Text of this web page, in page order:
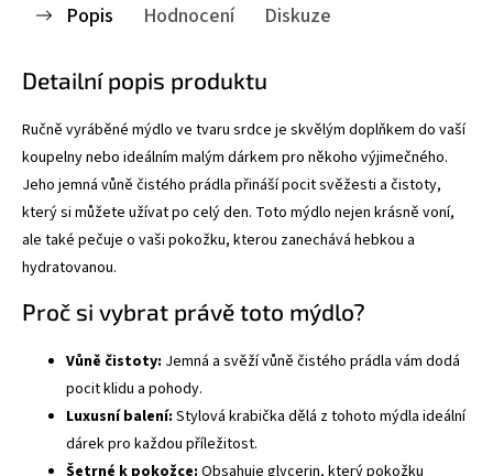
Popis Hodnocení Diskuze
Detailní popis produktu
Ručně vyráběné mýdlo ve tvaru srdce je skvělým doplňkem do vaší
koupelny nebo ideálním malým dárkem pro někoho výjimečného.
Jeho jemná vůně čistého prádla přináší pocit svěžesti a čistoty,
který si můžete užívat po celý den. Toto mýdlo nejen krásně voní,
ale také pečuje o vaši pokožku, kterou zanechává hebkou a
hydratovanou.
Proč si vybrat právě toto mýdlo?
Vůně čistoty: Jemná a svěží vůně čistého prádla vám dodá
pocit klidu a pohody.
Luxusní balení: Stylová krabička dělá z tohoto mýdla ideální
dárek pro každou příležitost.